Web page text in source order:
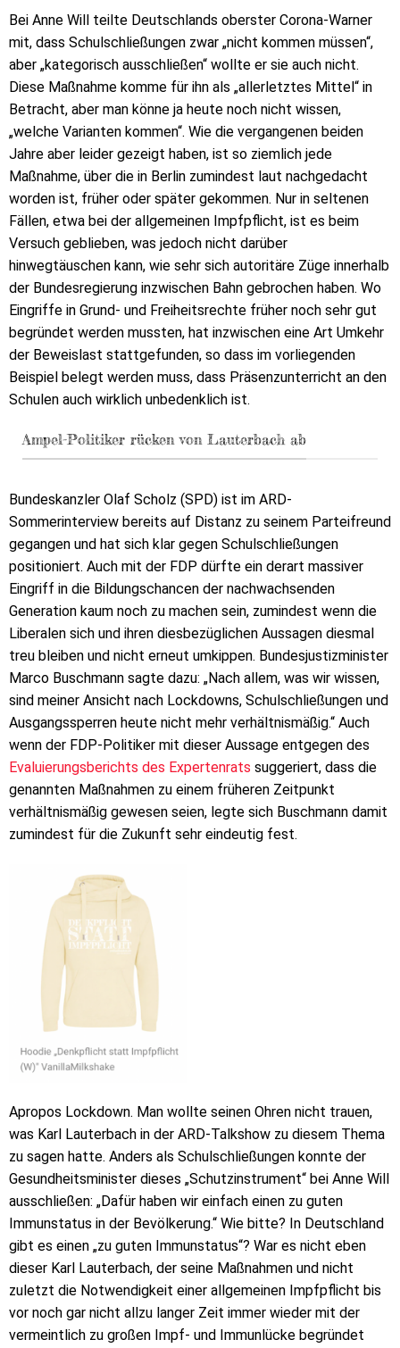
Bei Anne Will teilte Deutschlands oberster Corona-Warner
mit, dass Schulschließungen zwar „nicht kommen müssen“,
aber „kategorisch ausschließen“ wollte er sie auch nicht.
Diese Maßnahme komme für ihn als „allerletztes Mittel“ in
Betracht, aber man könne ja heute noch nicht wissen,
„welche Varianten kommen“. Wie die vergangenen beiden
Jahre aber leider gezeigt haben, ist so ziemlich jede
Maßnahme, über die in Berlin zumindest laut nachgedacht
worden ist, früher oder später gekommen. Nur in seltenen
Fällen, etwa bei der allgemeinen Impfpflicht, ist es beim
Versuch geblieben, was jedoch nicht darüber
hinwegtäuschen kann, wie sehr sich autoritäre Züge innerhalb
der Bundesregierung inzwischen Bahn gebrochen haben. Wo
Eingriffe in Grund- und Freiheitsrechte früher noch sehr gut
begründet werden mussten, hat inzwischen eine Art Umkehr
der Beweislast stattgefunden, so dass im vorliegenden
Beispiel belegt werden muss, dass Präsenzunterricht an den
Schulen auch wirklich unbedenklich ist.
Ampel-Politiker rücken von Lauterbach ab
Bundeskanzler Olaf Scholz (SPD) ist im ARD-
Sommerinterview bereits auf Distanz zu seinem Parteifreund
gegangen und hat sich klar gegen Schulschließungen
positioniert. Auch mit der FDP dürfte ein derart massiver
Eingriff in die Bildungschancen der nachwachsenden
Generation kaum noch zu machen sein, zumindest wenn die
Liberalen sich und ihren diesbezüglichen Aussagen diesmal
treu bleiben und nicht erneut umkippen. Bundesjustizminister
Marco Buschmann sagte dazu: „Nach allem, was wir wissen,
sind meiner Ansicht nach Lockdowns, Schulschließungen und
Ausgangssperren heute nicht mehr verhältnismäßig.“ Auch
wenn der FDP-Politiker mit dieser Aussage entgegen des
Evaluierungsberichts des Expertenrats suggeriert, dass die
genannten Maßnahmen zu einem früheren Zeitpunkt
verhältnismäßig gewesen seien, legte sich Buschmann damit
zumindest für die Zukunft sehr eindeutig fest.
Apropos Lockdown. Man wollte seinen Ohren nicht trauen,
was Karl Lauterbach in der ARD-Talkshow zu diesem Thema
zu sagen hatte. Anders als Schulschließungen konnte der
Gesundheitsminister dieses „Schutzinstrument“ bei Anne Will
ausschließen: „Dafür haben wir einfach einen zu guten
Immunstatus in der Bevölkerung.“ Wie bitte? In Deutschland
gibt es einen „zu guten Immunstatus“? War es nicht eben
dieser Karl Lauterbach, der seine Maßnahmen und nicht
zuletzt die Notwendigkeit einer allgemeinen Impfpflicht bis
vor noch gar nicht allzu langer Zeit immer wieder mit der
vermeintlich zu großen Impf- und Immunlücke begründet